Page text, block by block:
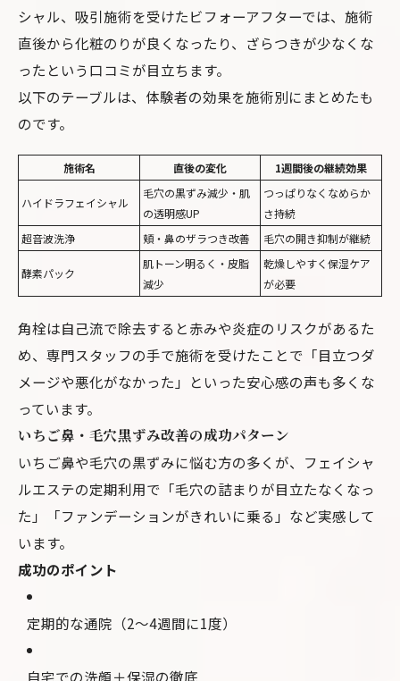
シャル、吸引施術を受けたビフォーアフターでは、施術
直後から化粧のりが良くなったり、ざらつきが少なくな
ったという口コミが目立ちます。
以下のテーブルは、体験者の効果を施術別にまとめたも
のです。
施術名 直後の変化 1週間後の継続効果
ハイドラフェイシャル
毛穴の黒ずみ減少・肌
の透明感UP
つっぱりなくなめらか
さ持続
超音波洗浄
頬・鼻のザラつき改善 毛穴の開き抑制が継続
酵素パック
肌トーン明るく・皮脂
減少
乾燥しやすく保湿ケア
が必要
角栓は自己流で除去すると赤みや炎症のリスクがあるた
め、専門スタッフの手で施術を受けたことで「目立つダ
メージや悪化がなかった」といった安心感の声も多くな
っています。
いちご鼻・毛穴黒ずみ改善の成功パターン
いちご鼻や毛穴の黒ずみに悩む方の多くが、フェイシャ
ルエステの定期利用で「毛穴の詰まりが目立たなくなっ
た」「ファンデーションがきれいに乗る」など実感して
います。
成功のポイント
定期的な通院（2～4週間に1度）
自宅での洗顔＋保湿の徹底